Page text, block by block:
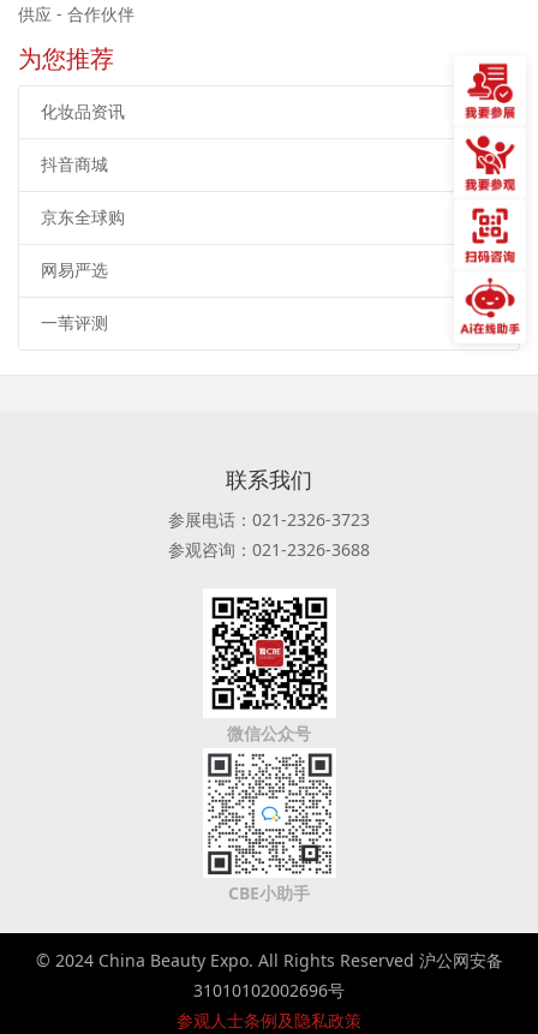
供应 - 合作伙伴
为您推荐
化妆品资讯
抖音商城
京东全球购
网易严选
一苇评测
联系我们
参展电话：021-2326-3723
参观咨询：021-2326-3688
微信公众号
CBE小助手
© 2024 China Beauty Expo. All Rights Reserved 沪公网安备
31010102002696号
参观人士条例及隐私政策